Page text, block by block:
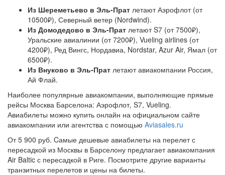
Из Шереметьево в Эль-Прат летают Аэрофлот (от
10500₽), Северный ветер (Nordwind).
Из Домодедово в Эль-Прат летают S7 (от 7500₽),
Уральские авиалинии (от 7200₽), Vueling airlines (от
4200₽), Ред Вингс, Нордавиа, Nordstar, Azur Air, Ямал (от
6500₽).
Из Внуково в Эль-Прат летают авиакомпании Россия,
Ай Флай.
Наиболее популярные авиакомпании, выполняющие прямые
рейсы Москва Барселона: Аэрофлот, S7, Vueling.
Авиабилеты можно купить онлайн на официальном сайте
авиакомпании или агентства с помощью Aviasales.ru
От 5 900 руб. Cамые дешевые авиабилеты на перелет с
пересадкой из Москвы в Барселону предлагает авиакомпания
Air Baltic с пересадкой в Риге. Посмотрите другие варианты
транзитных перелетов и цены на билеты.